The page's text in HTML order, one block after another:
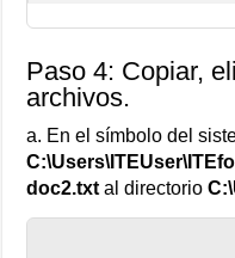
Paso 4: Copiar,
archivos.
a. En el símbolo del
doc2.txt al directorio